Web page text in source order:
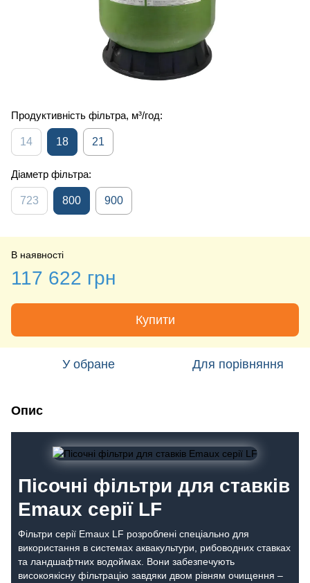
Продуктивність фільтра, м³/год:
14 18 21
Діаметр фільтра:
723 800 900
В наявності
117 622 грн
Купити
У обране Для порівняння
Опис
Пісочні фільтри для ставків
Emaux серії LF
Фільтри серії Emaux LF розроблені спеціально для
використання в системах аквакультури, рибоводних ставках
та ландшафтних водоймах. Вони забезпечують
високоякісну фільтрацію завдяки двом рівням очищення –